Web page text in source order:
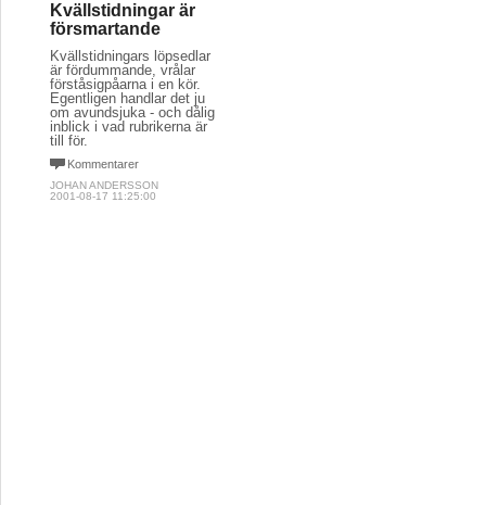
Kvällstidningar är
försmartande
Kvällstidningars löpsedlar
är fördummande, vrålar
förståsigpåarna i en kör.
Egentligen handlar det ju
om avundsjuka - och dålig
inblick i vad rubrikerna är
till för.
Kommentarer
JOHAN ANDERSSON
2001-08-17 11:25:00